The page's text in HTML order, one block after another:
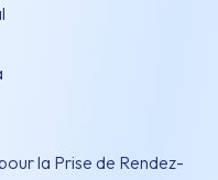
la Prise de Rendez-